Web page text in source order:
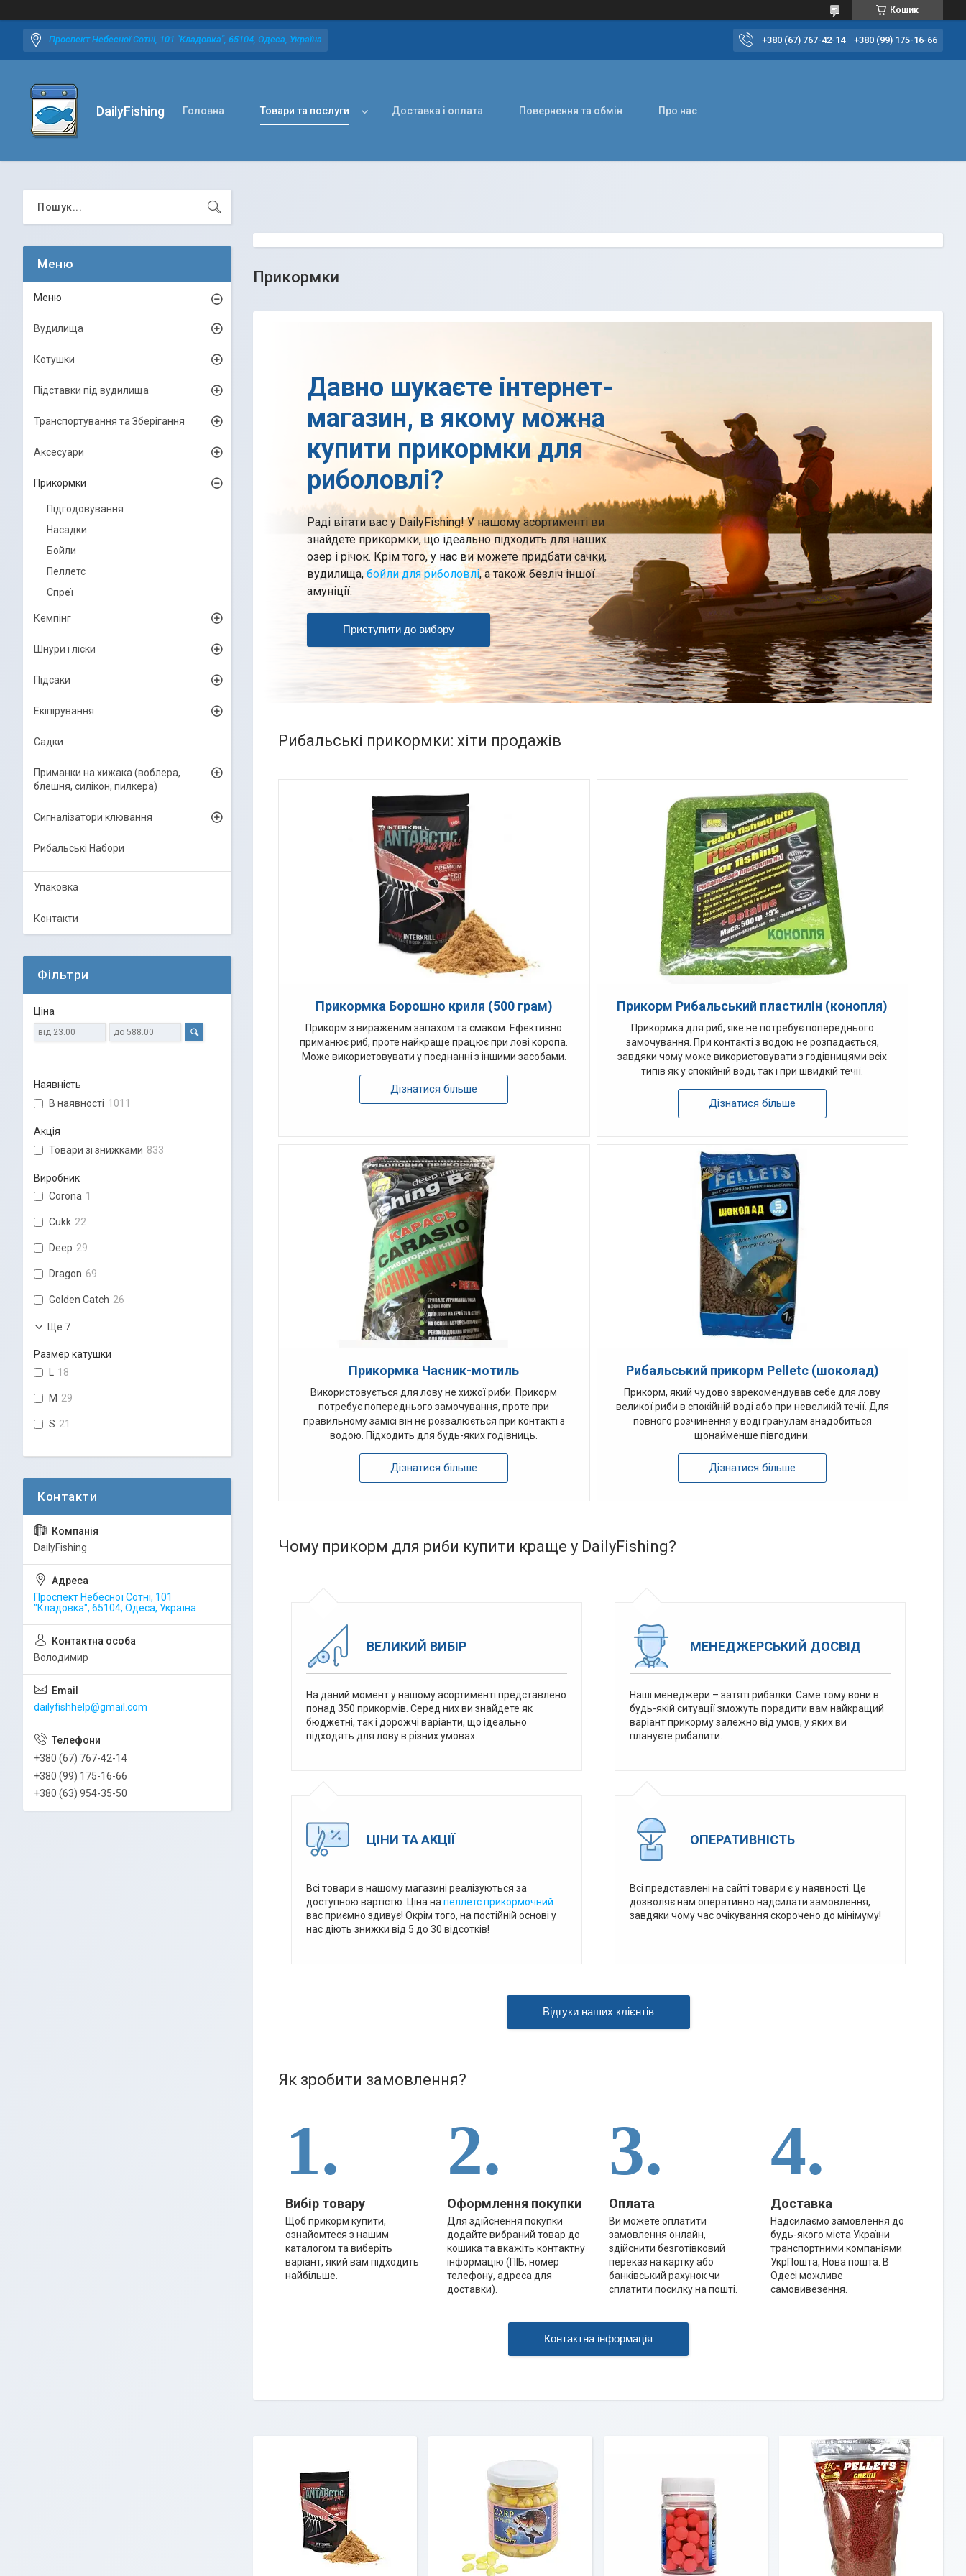
Кошик
Проспект Небесної Сотні, 101 "Кладовка", 65104, Одеса, Україна +380 (67) 767-42-14 +380 (99) 175-16-66
DailyFishing Головна Товари та послуги Доставка і оплата Повернення та обмін Про нас
Прикормки
Давно шукаєте інтернет-
магазин, в якому можна
купити прикормки для
риболовлі?
Раді вітати вас у DailyFishing! У нашому асортименті ви
знайдете прикормки, що ідеально підходить для наших
озер і річок. Крім того, у нас ви можете придбати сачки,
вудилища, бойли для риболовлі, а також безліч іншої
амуніції.
Приступити до вибору
Рибальські прикормки: хіти продажів
Прикормка Борошно криля (500 грам)
Прикорм з вираженим запахом та смаком. Ефективно
приманює риб, проте найкраще працює при лові коропа.
Може використовувати у поєднанні з іншими засобами.
Дізнатися більше
Прикорм Рибальський пластилін (конопля)
Прикормка для риб, яке не потребує попереднього
замочування. При контакті з водою не розпадається,
завдяки чому може використовувати з годівницями всіх
типів як у спокійній воді, так і при швидкій течії.
Дізнатися більше
Прикормка Часник-мотиль
Використовується для лову не хижої риби. Прикорм
потребує попереднього замочування, проте при
правильному замісі він не розвалюється при контакті з
водою. Підходить для будь-яких годівниць.
Дізнатися більше
Рибальський прикорм Pelletc (шоколад)
Прикорм, який чудово зарекомендував себе для лову
великої риби в спокійній воді або при невеликій течії. Для
повного розчинення у воді гранулам знадобиться
щонайменше півгодини.
Дізнатися більше
Чому прикорм для риби купити краще у DailyFishing?
ВЕЛИКИЙ ВИБІР
На даний момент у нашому асортименті представлено
понад 350 прикормів. Серед них ви знайдете як
бюджетні, так і дорожчі варіанти, що ідеально
підходять для лову в різних умовах.
МЕНЕДЖЕРСЬКИЙ ДОСВІД
Наші менеджери – затяті рибалки. Саме тому вони в
будь-якій ситуації зможуть порадити вам найкращий
варіант прикорму залежно від умов, у яких ви
плануєте рибалити.
ЦІНИ ТА АКЦІЇ
Всі товари в нашому магазині реалізуються за
доступною вартістю. Ціна на пеллетс прикормочний
вас приємно здивує! Окрім того, на постійній основі у
нас діють знижки від 5 до 30 відсотків!
ОПЕРАТИВНІСТЬ
Всі представлені на сайті товари є у наявності. Це
дозволяє нам оперативно надсилати замовлення,
завдяки чому час очікування скорочено до мінімуму!
Відгуки наших клієнтів
Як зробити замовлення?
1.
Вибір товару
Щоб прикорм купити,
ознайомтеся з нашим
каталогом та виберіть
варіант, який вам підходить
найбільше.
2.
Оформлення покупки
Для здійснення покупки
додайте вибраний товар до
кошика та вкажіть контактну
інформацію (ПІБ, номер
телефону, адреса для
доставки).
3.
Оплата
Ви можете оплатити
замовлення онлайн,
здійснити безготівковий
переказ на картку або
банківський рахунок чи
сплатити посилку на пошті.
4.
Доставка
Надсилаємо замовлення до
будь-якого міста України
транспортними компаніями
УкрПошта, Нова пошта. В
Одесі можливе
самовивезення.
Контактна інформація
Меню
Вудилища
Котушки
Підставки під вудилища
Транспортування та Зберігання
Аксесуари
Прикормки
Підгодовування
Насадки
Бойли
Пеллетс
Спреї
Кемпінг
Шнури і ліски
Підсаки
Екіпірування
Садки
Приманки на хижака (воблера,
блешня, силікон, пилкера)
Сигналізатори клювання
Рибальські Набори
Упаковка
Контакти
Фільтри
Ціна
Наявність
В наявності 1011
Акція
Товари зі знижками 833
Виробник
Corona 1
Cukk 22
Deep 29
Dragon 69
Golden Catch 26
Ще 7
Размер катушки
L 18
M 29
S 21
DailyFishing
Проспект Небесної Сотні, 101
"Кладовка", 65104, Одеса, Україна
Володимир
dailyfishhelp@gmail.com
+380 (67) 767-42-14
+380 (99) 175-16-66
+380 (63) 954-35-50